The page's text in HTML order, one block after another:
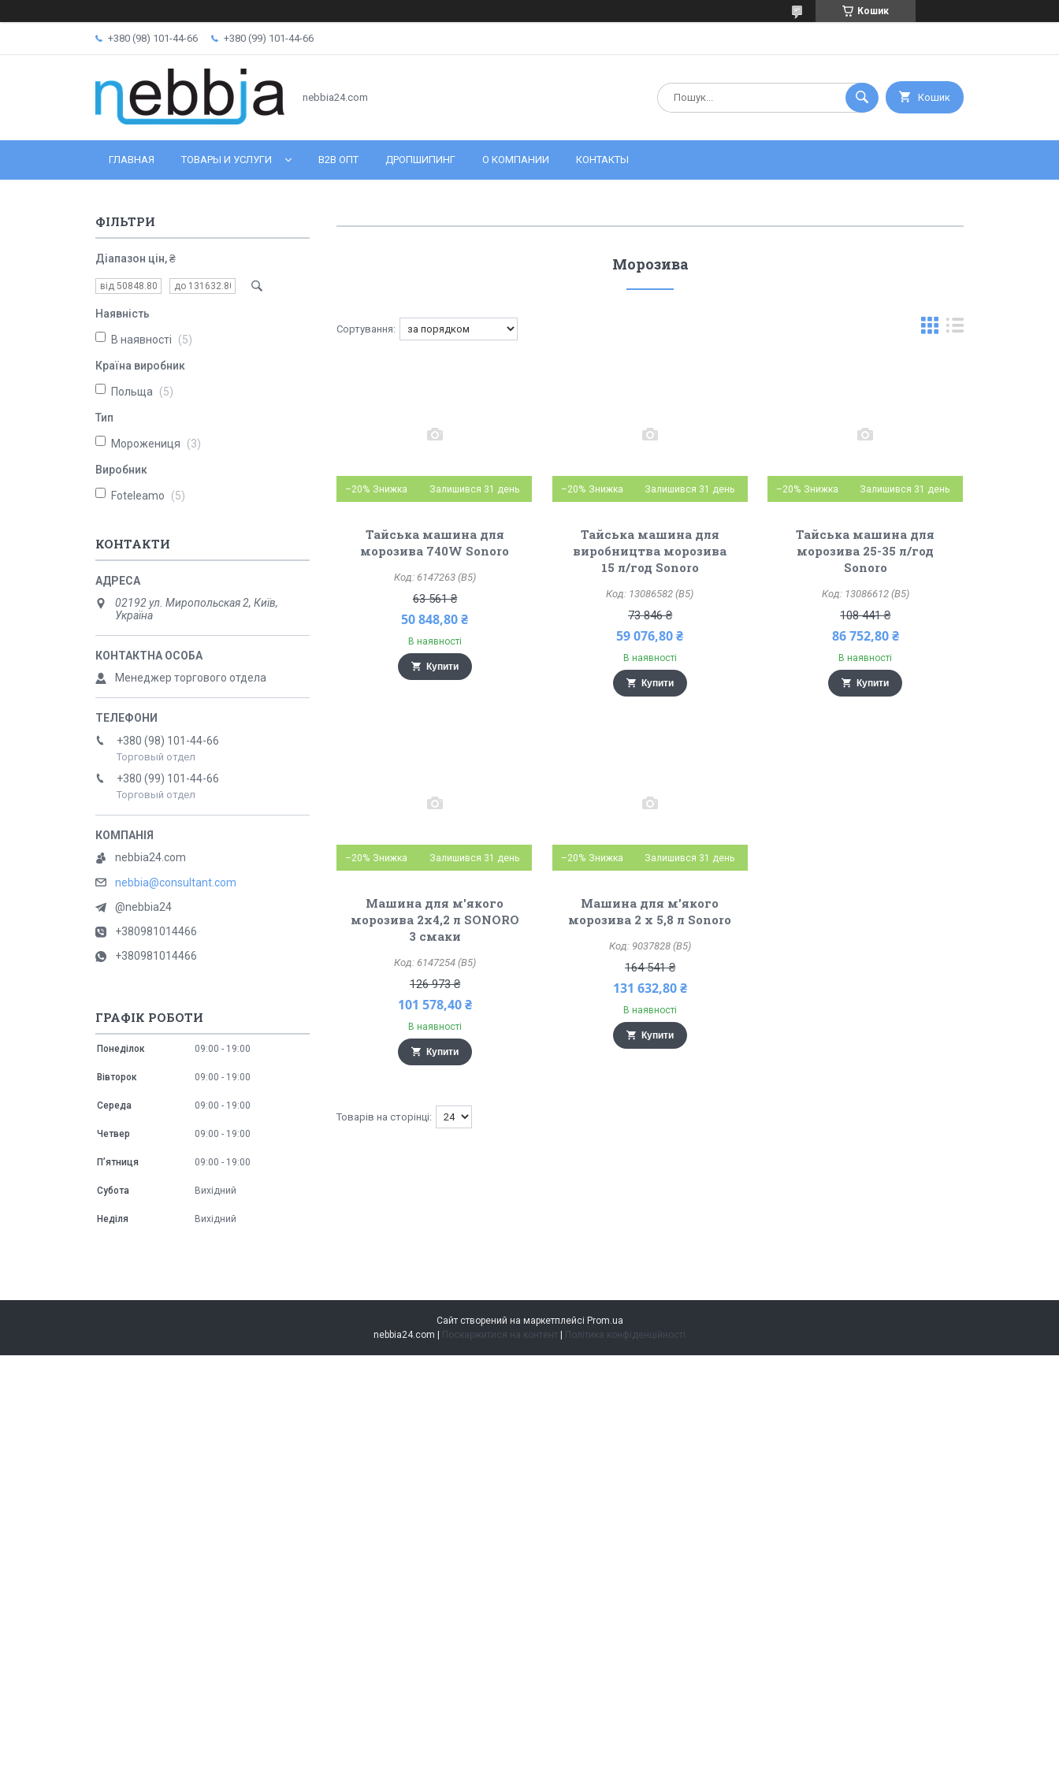
Кошик
+380 (98) 101-44-66 +380 (99) 101-44-66
nebbia24.com Кошик
ГЛАВНАЯ ТОВАРЫ И УСЛУГИ B2B ОПТ ДРОПШИПИНГ О КОМПАНИИ КОНТАКТЫ
Морозива
–20% Залишився 31 день
Тайська машина для
морозива 740W Sonoro
6147263 (B5)
63 561 ₴
50 848,80 ₴
В наявності
Купити
–20% Залишився 31 день
Тайська машина для
виробництва морозива
15 л/год Sonoro
13086582 (B5)
73 846 ₴
59 076,80 ₴
В наявності
Купити
–20% Залишився 31 день
Тайська машина для
морозива 25-35 л/год
Sonoro
13086612 (B5)
108 441 ₴
86 752,80 ₴
В наявності
Купити
–20% Залишився 31 день
Машина для м'якого
морозива 2x4,2 л SONORO
3 смаки
6147254 (B5)
126 973 ₴
101 578,40 ₴
В наявності
Купити
–20% Залишився 31 день
Машина для м'якого
морозива 2 x 5,8 л Sonoro
9037828 (B5)
164 541 ₴
131 632,80 ₴
В наявності
Купити
ФІЛЬТРИ
Діапазон цін, ₴
Наявність
В наявності 5
Країна виробник
Польща 5
Тип
Морожениця 3
Виробник
Foteleamo 5
КОНТАКТИ
02192 ул. Миропольская 2, Київ,
Україна
Менеджер торгового отдела
+380 (98) 101-44-66
Торговый отдел
+380 (99) 101-44-66
Торговый отдел
nebbia24.com
nebbia@consultant.com
@nebbia24
+380981014466
+380981014466
ГРАФІК РОБОТИ
Понеділок 09:00 19:00
Вівторок 09:00 19:00
Середа 09:00 19:00
Четвер 09:00 19:00
Пʼятниця 09:00 19:00
Субота Вихідний
Неділя Вихідний
Сайт створений на маркетплейсі Prom.ua
Поскаржитися на контент Політика конфіденційності